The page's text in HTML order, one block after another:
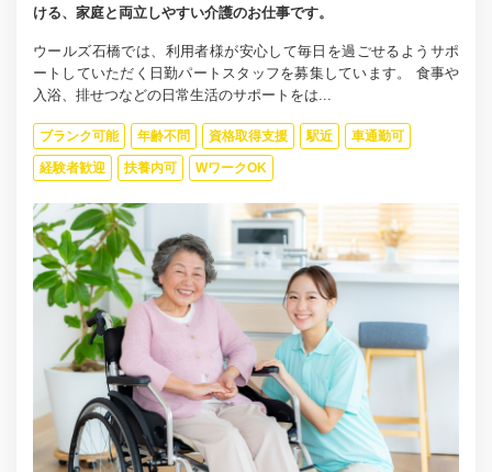
ける、家庭と両立しやすい介護のお仕事です。
ウールズ石橋では、利用者様が安心して毎日を過ごせるようサポ
ートしていただく日勤パートスタッフを募集しています。 食事や
入浴、排せつなどの日常生活のサポートをは...
ブランク可能 年齢不問 資格取得支援 駅近 車通勤可
経験者歓迎 扶養内可 WワークOK